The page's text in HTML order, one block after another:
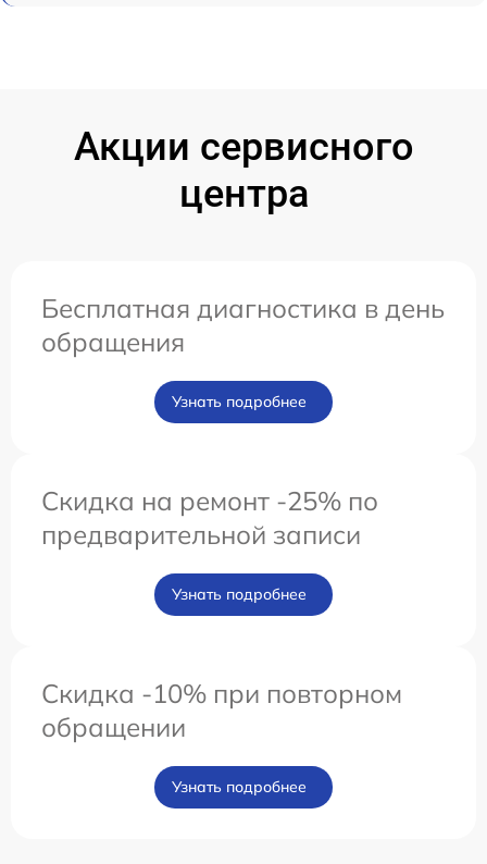
Акции сервисного
центра
Бесплатная диагностика в день
обращения
Узнать подробнее
Скидка на ремонт -25% по
предварительной записи
Узнать подробнее
Скидка -10% при повторном
обращении
Узнать подробнее